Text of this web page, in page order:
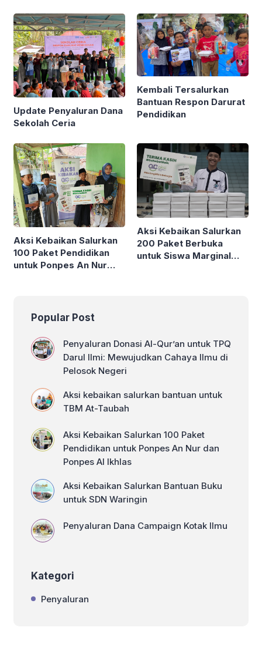
untuk Renovasi 4 Sarana
Sanitasi di RTQ Ali Imron
Bogor
Bogor
Update Penyaluran Dana
Sekolah Ceria
Kembali Tersalurkan
Bantuan Respon Darurat
Pendidikan
Aksi Kebaikan Salurkan
100 Paket Pendidikan
untuk Ponpes An Nur
Aksi Kebaikan Salurkan
200 Paket Berbuka
untuk Siswa Marginal
Popular Post
Penyaluran Donasi Al-Qur’an untuk TPQ
Darul Ilmi: Mewujudkan Cahaya Ilmu di
Pelosok Negeri
Aksi kebaikan salurkan bantuan untuk
TBM At-Taubah
Aksi Kebaikan Salurkan 100 Paket
Pendidikan untuk Ponpes An Nur dan
Ponpes Al Ikhlas
Aksi Kebaikan Salurkan Bantuan Buku
untuk SDN Waringin
Penyaluran Dana Campaign Kotak Ilmu
Kategori
Penyaluran